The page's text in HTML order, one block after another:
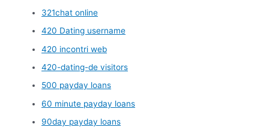
321chat online
420 Dating username
420 incontri web
420-dating-de visitors
500 payday loans
60 minute payday loans
90day payday loans